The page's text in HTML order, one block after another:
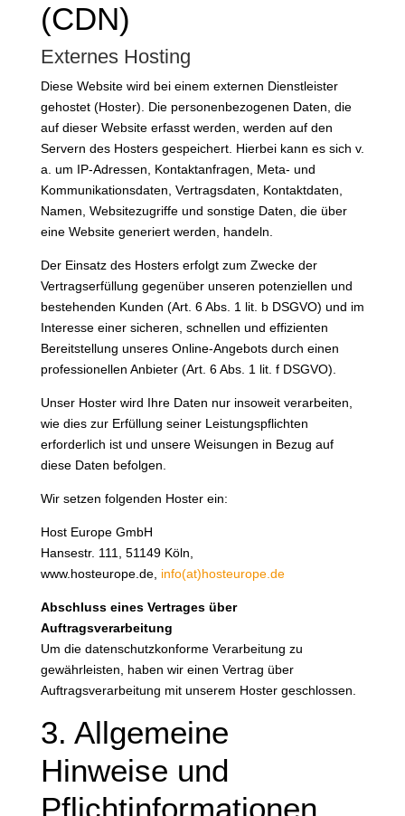
(CDN)
Externes Hosting
Diese Website wird bei einem externen Dienstleister
gehostet (Hoster). Die personenbezogenen Daten, die
auf dieser Website erfasst werden, werden auf den
Servern des Hosters gespeichert. Hierbei kann es sich v.
a. um IP-Adressen, Kontaktanfragen, Meta- und
Kommunikationsdaten, Vertragsdaten, Kontaktdaten,
Namen, Websitezugriffe und sonstige Daten, die über
eine Website generiert werden, handeln.
Der Einsatz des Hosters erfolgt zum Zwecke der
Vertragserfüllung gegenüber unseren potenziellen und
bestehenden Kunden (Art. 6 Abs. 1 lit. b DSGVO) und im
Interesse einer sicheren, schnellen und effizienten
Bereitstellung unseres Online-Angebots durch einen
professionellen Anbieter (Art. 6 Abs. 1 lit. f DSGVO).
Unser Hoster wird Ihre Daten nur insoweit verarbeiten,
wie dies zur Erfüllung seiner Leistungspflichten
erforderlich ist und unsere Weisungen in Bezug auf
diese Daten befolgen.
Wir setzen folgenden Hoster ein:
Host Europe GmbH
Hansestr. 111, 51149 Köln,
www.hosteurope.de, info(at)hosteurope.de
Abschluss eines Vertrages über
Auftragsverarbeitung
Um die datenschutzkonforme Verarbeitung zu
gewährleisten, haben wir einen Vertrag über
Auftragsverarbeitung mit unserem Hoster geschlossen.
3. Allgemeine
Hinweise und
Pflichtinformationen